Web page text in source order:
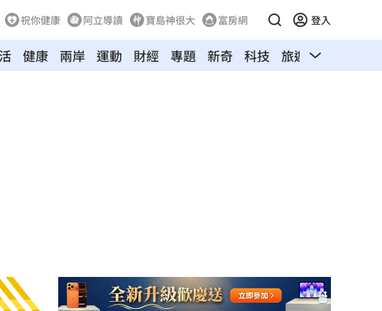
祝你健康 阿立導讀 寶島神很大 富房網 登入
健康 兩岸 運動 財經 專題 新奇 科技 旅遊 汽車